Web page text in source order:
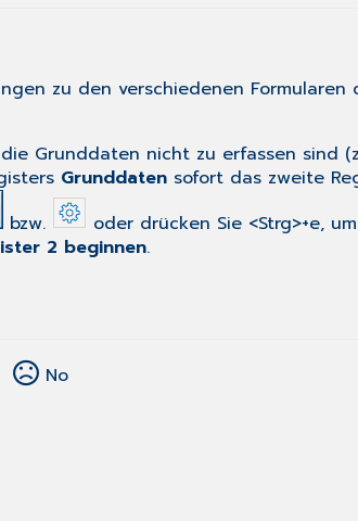
zu den verschiedenen
Grunddaten nicht zu erfassen sind
Grunddaten sofort das zweite
bzw. oder drücken Sie <Strg>+e,
2 beginnen.
No